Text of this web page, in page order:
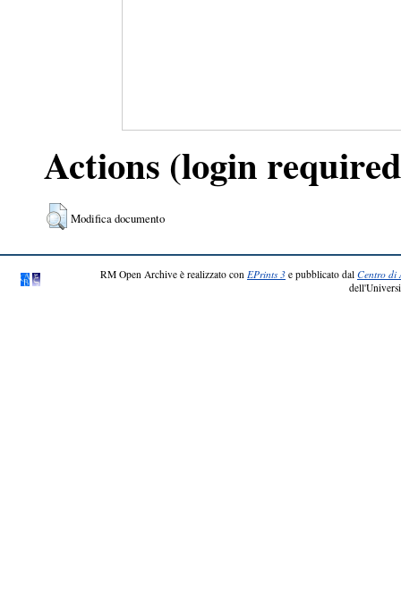
Actions (login
Modifica documento
RM Open Archive è realizzato con EPrints 3 e pubblicato dal Centro di